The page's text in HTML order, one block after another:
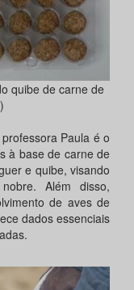
quibe de carne de
Paula é o
à base de carne de
e quibe, visando
Além disso,
de aves de
dados essenciais